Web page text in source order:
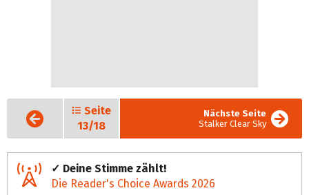
Vorige
Seite
Seite
13/18
Nächste Seite
Stalker Clear Sky
✓ Deine Stimme zählt!
Die Reader's Choice Awards 2026